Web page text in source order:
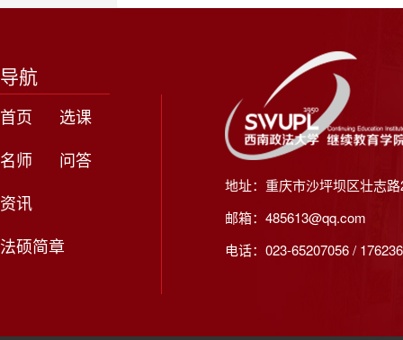
导航
首页
选课
名师
问答
资讯
法硕简章
地址：重庆市沙坪坝区壮志
邮箱：485613@qq.com
电话：023-65207056 /